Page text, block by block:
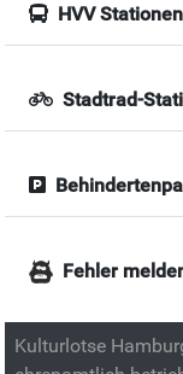
HVV Stationen
Stadtrad-
Fehler
Kulturlotse